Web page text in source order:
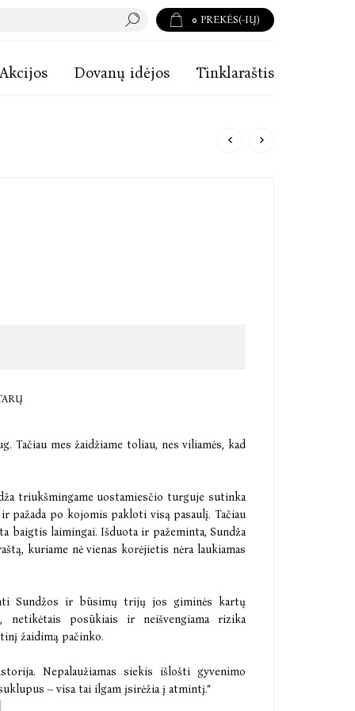
0 PREKĖS(-IŲ)
Akcijos Dovanų idėjos Tinklaraštis
Tačiau mes žaidžiame toliau, nes viliamės, kad
triukšmingame uostamiesčio turguje sutinka
pažada po kojomis pakloti visą pasaulį. Tačiau
baigtis laimingai. Išduota ir pažeminta, Sundža
kuriame nė vienas korėjietis nėra laukiamas
Sundžos ir būsimų trijų jos giminės kartų
netikėtais posūkiais ir neišvengiama rizika
žaidimą pačinko.
Nepalaužiamas siekis išlošti gyvenimo
– visa tai ilgam įsirėžia į atmintį.“